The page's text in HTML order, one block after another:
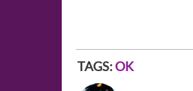
TAGS:OK